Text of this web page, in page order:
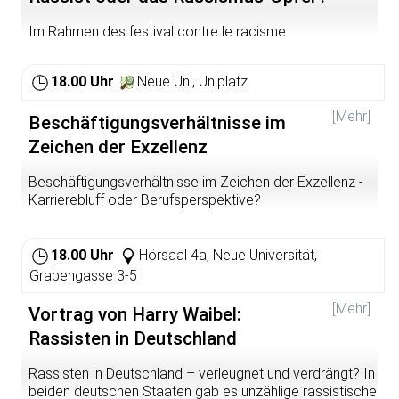
Für die Teilnahme besteht für die studentischen, die
Recht an der TPV teilzunehmen, nur wenn dringende
betriebliche Gründe dagegen sprechen, kann der/die
Vorgesetzte euch die Teilnahme verweigern). Die
Teilnahmezeit gilt als Arbeitszeit!
http://personalrat.uni-hd.de/
Im Rahmen des festival contre le racisme
racisme-2013/programm-2013.html
18.00 Uhr Neue Uni, Uniplatz
[Mehr]
Beschäftigungsverhältnisse im
Zeichen der Exzellenz
Beschäftigungsverhältnisse im Zeichen der Exzellenz -
Karrierebluff oder Berufsperspektive?
(Gewerkschaft Erziehung und Wissenschaft,
Bundesvorstand) und Dr. Kai Schmidt-Eisenlohr (MdL,
Mitglied im Ausschuss für Wissenschaft, Forschung und
Kunst), anschließend Diskussion mit dem Publikum.
Ort: Hörsaal 3 der Neuen Universität Veranstaltung der
Gleichermaßen vielversprechend und hoch prekär
18.00 Uhr
Hörsaal 4a, Neue Universität,
Grabengasse 3-5
[Mehr]
Vortrag von Harry Waibel:
Rassisten in Deutschland
Rassisten in Deutschland – verleugnet und verdrängt? In
beiden deutschen Staaten gab es unzählige rassistische